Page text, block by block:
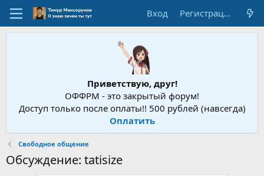
Вход Регистрация
Приветствую, друг!
ОФФРМ - это закрытый форум!
Доступ только после оплаты!! 500 рублей (навсегда)
Оплатить
Свободное общение
Обсуждение: tatisize